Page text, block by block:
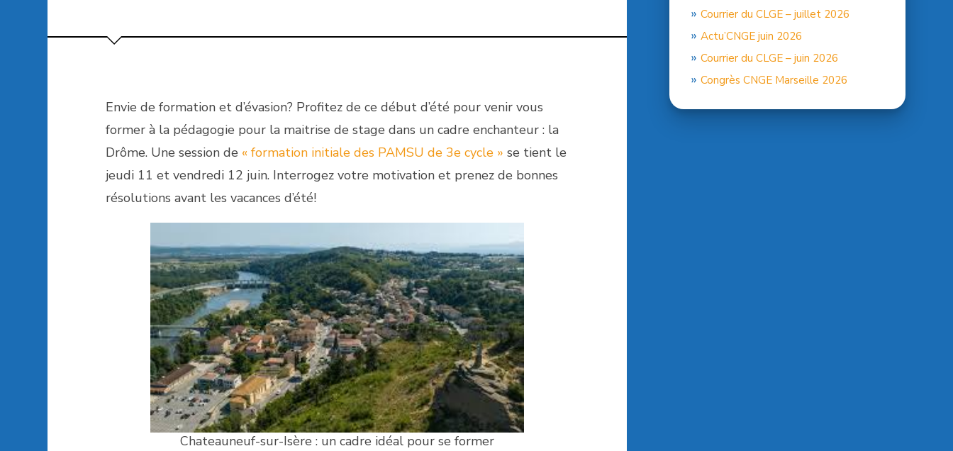
Envie de formation et d’évasion? Profitez de ce début d’été pour venir vous
former à la pédagogie pour la maitrise de stage dans un cadre enchanteur : la
Drôme. Une session de « formation initiale des PAMSU de 3e cycle » se tient le
jeudi 11 et vendredi 12 juin. Interrogez votre motivation et prenez de bonnes
résolutions avant les vacances d’été!
Chateauneuf-sur-Isère : un cadre idéal pour se former
Courrier du CLGE – juillet 2026
Actu’CNGE juin 2026
Courrier du CLGE – juin 2026
Congrès CNGE Marseille 2026